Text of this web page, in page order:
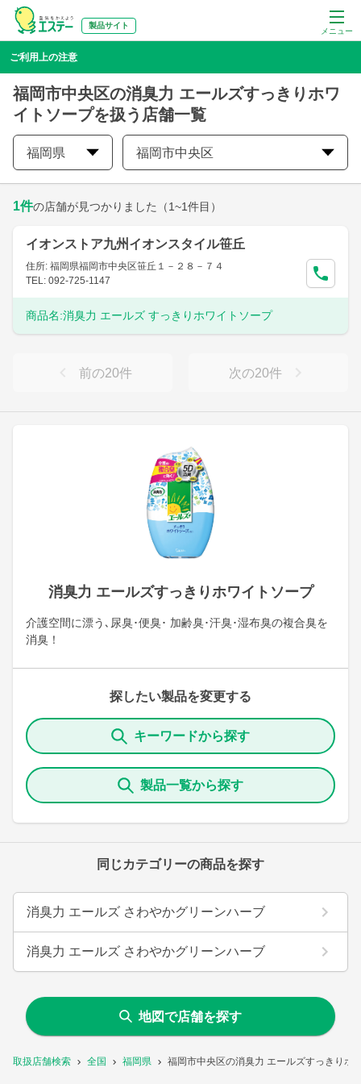
メニュー
製品サイト
取扱店舗検索 全国 福岡県 福岡市中央区の消臭力 エールズすっきりホ
ご利用上の注意
福岡市中央区の消臭力 エールズすっきりホワ
イトソープを扱う店舗一覧
福岡県 福岡市中央区
消臭力 エールズすっきりホワイトソープ
介護空間に漂う､尿臭･便臭･ 加齢臭･汗臭･湿布臭の複合臭を
消臭！
探したい製品を変更する
キーワードから探す
製品一覧から探す
同じカテゴリーの商品を探す
消臭力 エールズ さわやかグリーンハーブ
消臭力 エールズ さわやかグリーンハーブ
1件の店舗が見つかりました （1~1件目）
イオンストア九州イオンスタイル笹丘
住所: 福岡県福岡市中央区笹丘１－２８－７４
TEL: 092-725-1147
商品名:消臭力 エールズ すっきりホワイトソープ
前の20件 次の20件
地図で店舗を探す